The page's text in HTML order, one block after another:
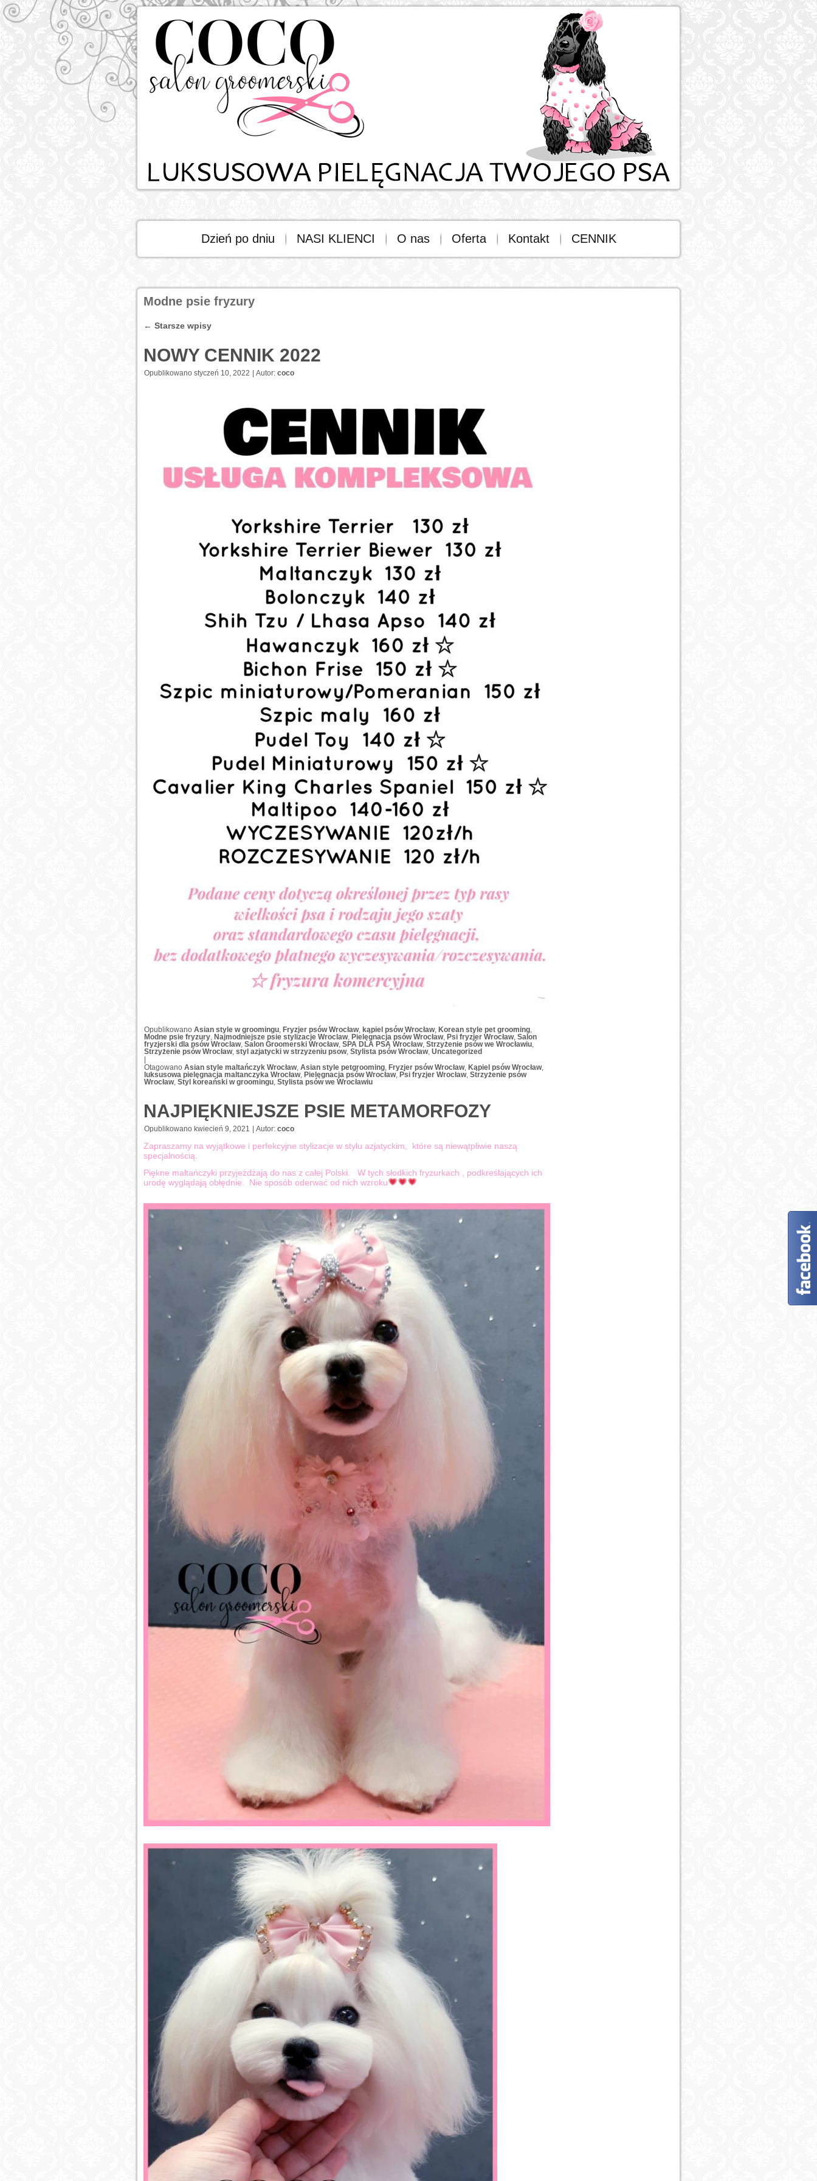
Dzień po dniu NASI KLIENCI O nas Oferta Kontakt CENNIK
Modne psie fryzury
← Starsze wpisy
NOWY CENNIK 2022
Opublikowano styczeń 10, 2022 Autor: coco
Opublikowano Asian style w groomingu, Fryzjer psów Wrocław, kąpiel psów Wrocław, Korean style pet grooming,
Modne psie fryzury, Najmodniejsze psie stylizacje Wroclaw, Pielęgnacja psów Wrocław, Psi fryzjer Wrocław, Salon
fryzjerski dla psów Wroclaw, Salon Groomerski Wrocław, SPA DLA PSA Wrocław, Strzyżenie psów we Wrocławiu,
Strzyżenie psów Wrocław, styl azjatycki w strzyzeniu psow, Stylista psów Wrocław, Uncategorized
Otagowano Asian style maltańczyk Wrocław, Asian style petgrooming, Fryzjer psów Wrocław, Kąpiel psów Wrocław,
luksusowa pielęgnacja maltanczyka Wrocław, Pielęgnacja psów Wrocław, Psi fryzjer Wrocław, Strzyżenie psów
Wrocław, Styl koreański w groomingu, Stylista psów we Wrocławiu
NAJPIĘKNIEJSZE PSIE METAMORFOZY
Opublikowano kwiecień 9, 2021 Autor: coco
Zapraszamy na wyjątkowe i perfekcyjne stylizacje w stylu azjatyckim, które są niewątpliwie naszą
specjalnością.
Piękne maltańczyki przyjeżdżają do nas z całej Polski. W tych słodkich fryzurkach , podkreślających ich
urodę wyglądają obłędnie. Nie sposób oderwać od nich wzroku